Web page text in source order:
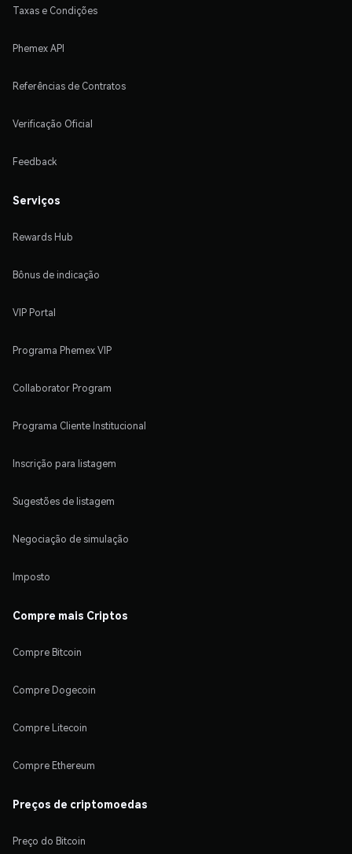
Taxas e Condições
Phemex API
Referências de Contratos
Verificação Oficial
Feedback
Serviços
Rewards Hub
Bônus de indicação
VIP Portal
Programa Phemex VIP
Collaborator Program
Programa Cliente Institucional
Inscrição para listagem
Sugestões de listagem
Negociação de simulação
Imposto
Compre mais Criptos
Compre Bitcoin
Compre Dogecoin
Compre Litecoin
Compre Ethereum
Preços de criptomoedas
Preço do Bitcoin